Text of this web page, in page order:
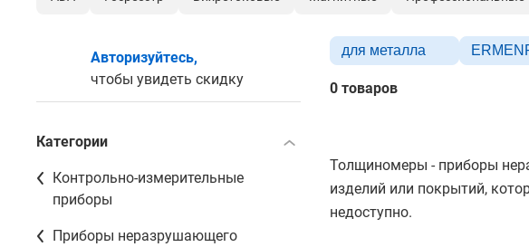
Авторизуйтесь,
чтобы увидеть скидку
Категории
Контрольно-измерительные
приборы
Приборы неразрушающего
для металла
0 товаров
Толщиномеры - приборы
изделий или покрытий,
недоступно.